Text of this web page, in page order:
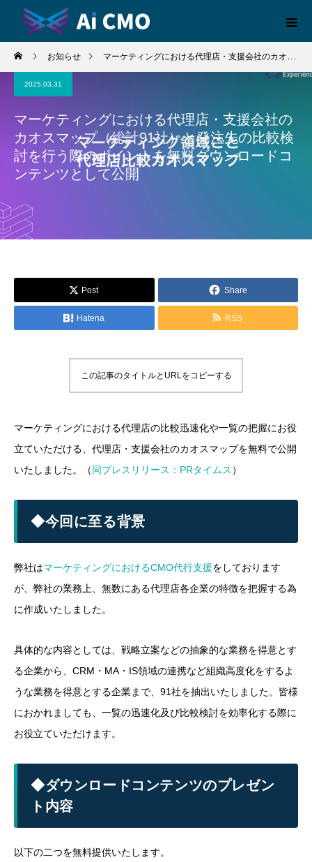
お知らせ マーケティングにおける代理店・支援会社のカオスマップ（総計91社）と発注先の比較検討を行う際のポイントを無料ダウンロードコンテンツとして公開
2025.03.31
マーケティングにおける代理店・支援会社の
カオスマップ（総計91社）と発注先の比較検
討を行う際のポイントを無料ダウンロードコ
ンテンツとして公開
Post Share
Hatena RSS
この記事のタイトルとURLをコピーする
マーケティングにおける代理店の比較迅速化や一覧の把握にお役
立ていただける、代理店・支援会社のカオスマップを無料で公開
いたしました。（同プレスリリース：PRタイムス ）
◆今回に至る背景
弊社はマーケティングにおけるCMO代行支援をしております
が、弊社の業務上、無数にある代理店各企業の特徴を把握する為
に作成いたしました。
具体的な内容としては、戦略立案などの抽象的な業務を得意とす
る企業から、CRM・MA・IS領域の連携など組織高度化をするよ
うな業務を得意とする企業まで、91社を抽出いたしました。皆様
におかれましても、一覧の迅速化及び比較検討を効率化する際に
お役立ていただけます。
◆ダウンロードコンテンツのプレゼン
ト内容
以下の二つを無料提供いたします。